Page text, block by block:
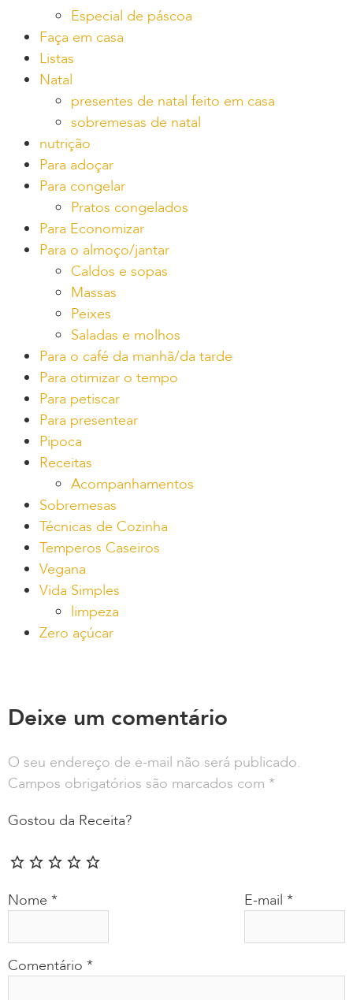
Especial de páscoa
Faça em casa
Listas
Natal
presentes de natal feito em casa
sobremesas de natal
nutrição
Para adoçar
Para congelar
Pratos congelados
Para Economizar
Para o almoço/jantar
Caldos e sopas
Massas
Peixes
Saladas e molhos
Para o café da manhã/da tarde
Para otimizar o tempo
Para petiscar
Para presentear
Pipoca
Receitas
Acompanhamentos
Sobremesas
Técnicas de Cozinha
Temperos Caseiros
Vegana
Vida Simples
limpeza
Zero açúcar
Deixe um comentário
O seu endereço de e-mail não será publicado.
Campos obrigatórios são marcados com *
Gostou da Receita?
Comentário *
Nome * E-mail *